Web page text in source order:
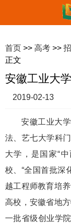
首页 >> 高考 >>
正文
安徽工业大
2019-02-13
安徽工业大
法、艺七大学科
大学，是国家“
校、“全国首批深
越工程师教育培
高校，安徽省地
一批省级创业学